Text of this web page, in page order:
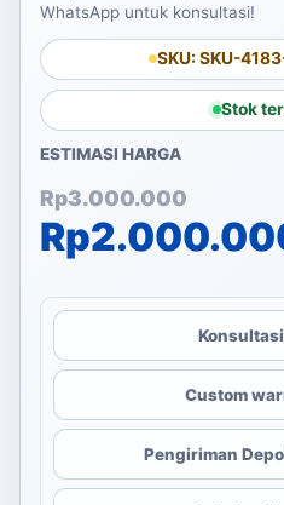
WhatsApp untuk konsultasi!
SKU: SKU-
Stok
ESTIMASI HARGA
Rp3.000.000
Harga
Rp
Harga saat
Custom
Pengiriman